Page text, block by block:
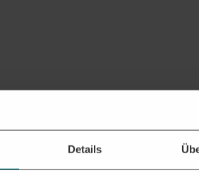
Details